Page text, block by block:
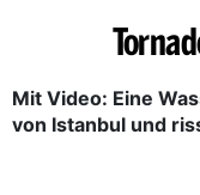
Mit Video: Eine
von Istanbul und